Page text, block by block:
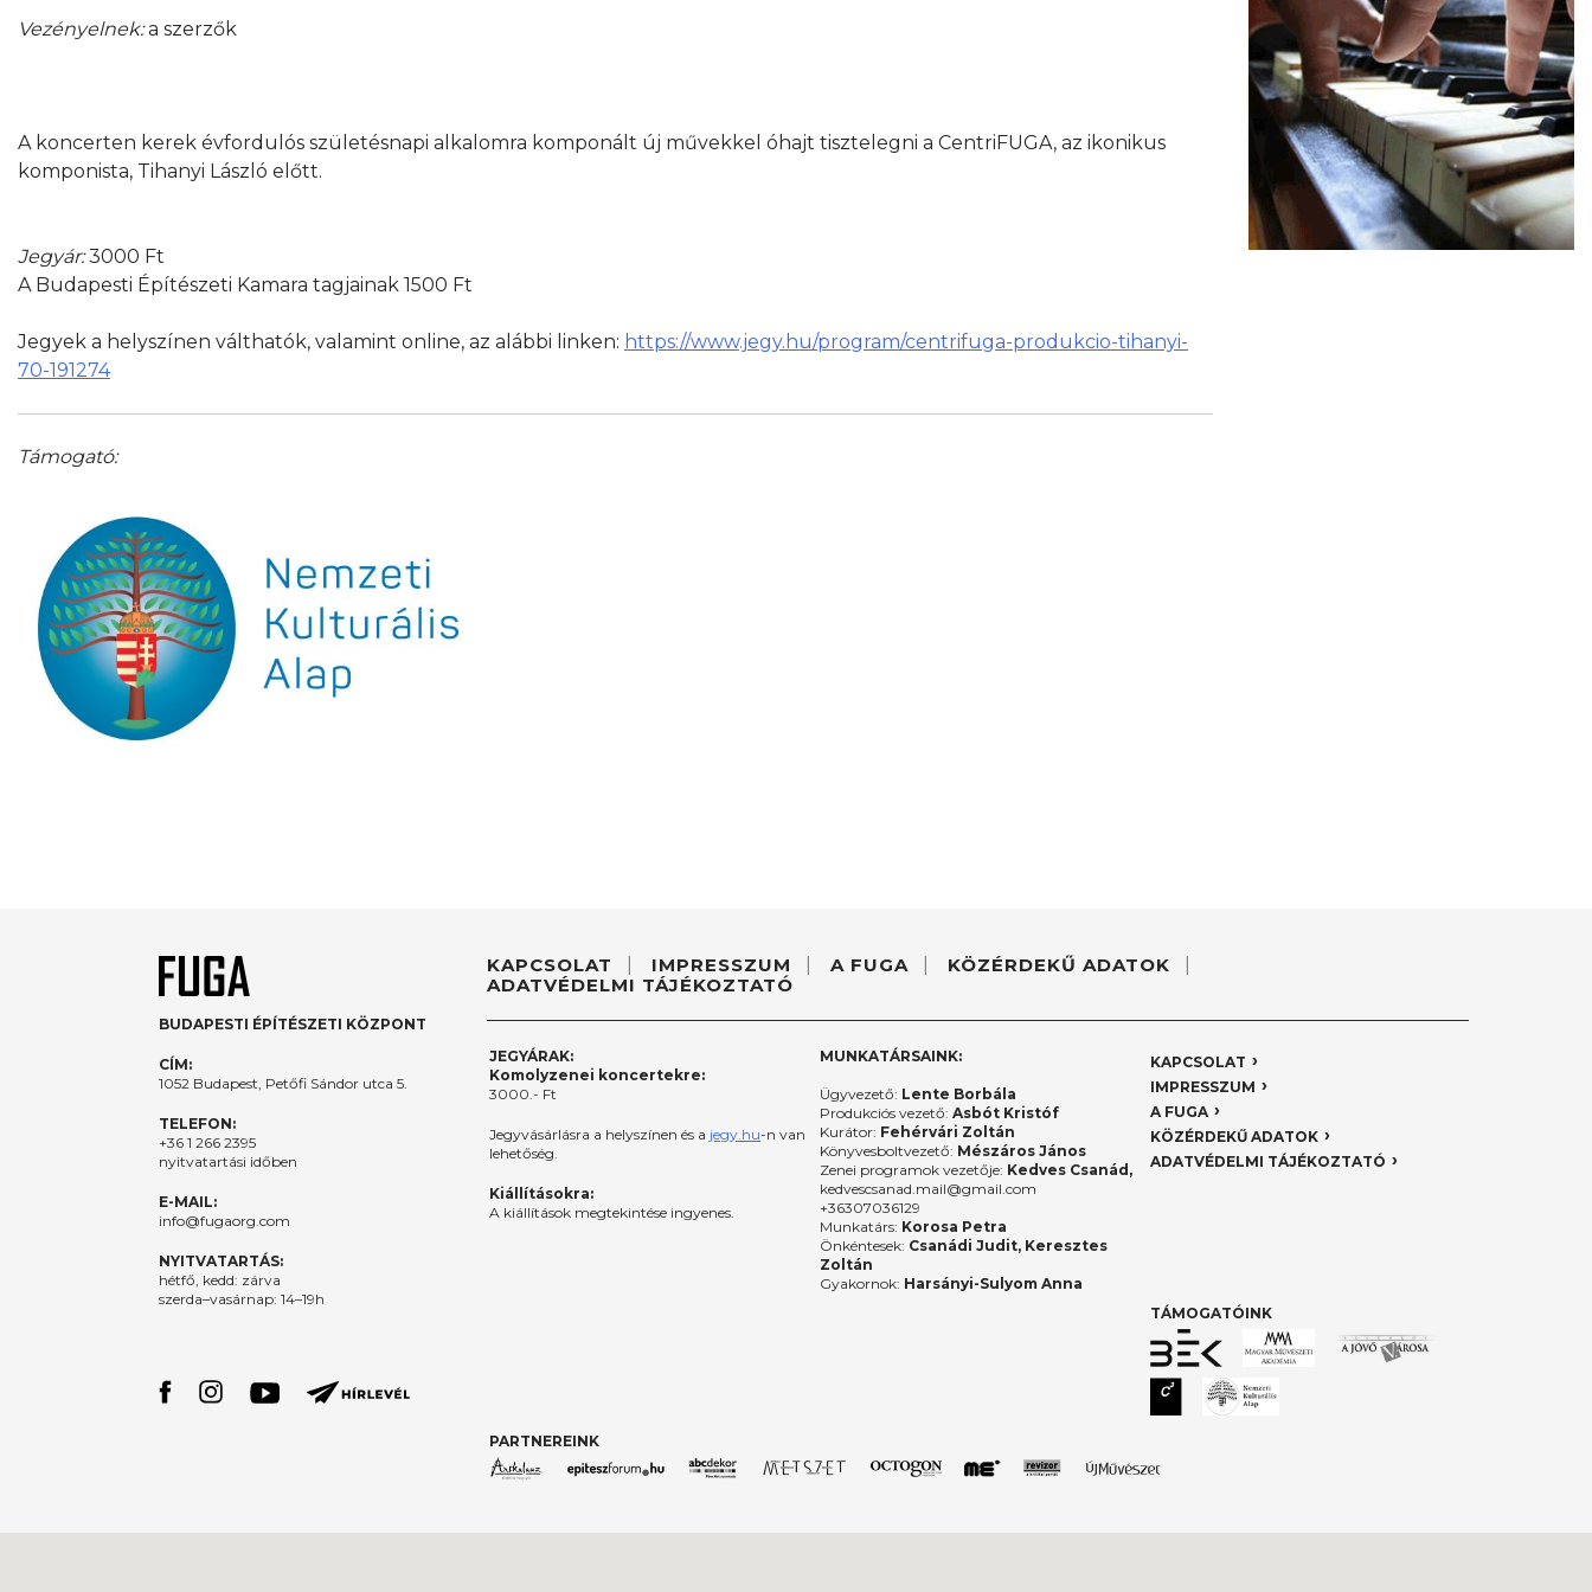
Vezényelnek:a szerzők
A koncerten kerek évfordulós születésnapi alkalomra komponált új művekkel óhajt tisztelegni a CentriFUGA, az ikonikus
komponista, Tihanyi László előtt.
Jegyár:3000 Ft
A Budapesti Építészeti Kamara tagjainak 1500 Ft
Jegyek a helyszínen válthatók, valamint online, az alábbi linken: https://www.jegy.hu/program/centrifuga-produkcio-tihanyi-
70-191274
Támogató:
BUDAPESTI ÉPÍTÉSZETI KÖZPONT
CÍM:
1052 Budapest, Petőfi Sándor utca 5.
TELEFON:
+36 1 266 2395
nyitvatartási időben
E-MAIL:
info@fugaorg.com
NYITVATARTÁS:
hétfő, kedd: zárva
szerda–vasárnap: 14–19h
KAPCSOLAT IMPRESSZUM A FUGA
KÖZÉRDEKŰ ADATOK
ADATVÉDELMI TÁJÉKOZTATÓ
JEGYÁRAK:
Komolyzenei koncertekre:
3000.- Ft
Jegyvásárlásra a helyszínen és a jegy.hu-n van
lehetőség.
Kiállításokra:
A kiállítások megtekintése ingyenes.
MUNKATÁRSAINK:
Ügyvezető: Lente Borbála
Produkciós vezető: Asbót Kristóf
Kurátor: Fehérvári Zoltán
Könyvesboltvezető: Mészáros János
Zenei programok vezetője: Kedves Csanád,
kedvescsanad.mail@gmail.com
+36307036129
Munkatárs: Korosa Petra
Önkéntesek: Csanádi Judit, Keresztes
Zoltán
Gyakornok: Harsányi-Sulyom Anna
KAPCSOLAT
IMPRESSZUM
A FUGA
KÖZÉRDEKŰ ADATOK
ADATVÉDELMI TÁJÉKOZTATÓ
TÁMOGATÓINK
PARTNEREINK